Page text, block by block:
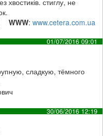
WWW:www.cetera.com.ua
01/07/2016 09:01
сладкую, тёмного
30/06/2016 12:19